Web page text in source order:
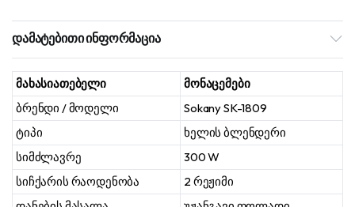
დამატებითი ინფორმაცია
მახასიათებელი
მონაცემები
ბრენდი / მოდელი
Sokany SK-1809
ტიპი
ხელის ბლენდერი
სიმძლავრე
300 W
სიჩქარის რაოდენობა
2 რეჟიმი